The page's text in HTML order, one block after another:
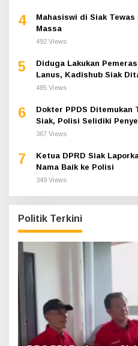
4
Mahasiswi di Siak
Massa
492 Views
5
Diduga Lakukan
Lanus, Kadishub Siak
485 Views
6
Dokter PPDS Ditemukan
Siak, Polisi Selidiki
367 Views
7
Ketua DPRD Siak
Nama Baik ke Polisi
349 Views
Politik Terkini